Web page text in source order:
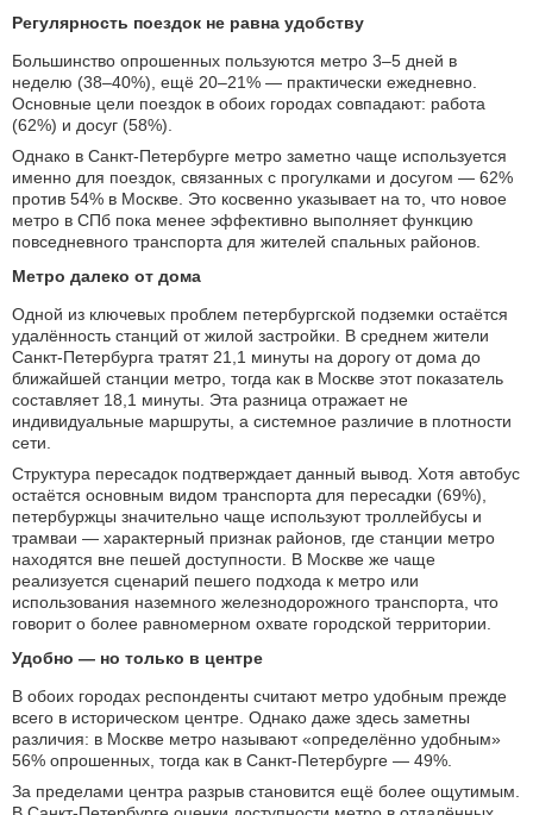
Регулярность поездок не равна удобству
Большинство опрошенных пользуются метро 3–5 дней в
неделю (38–40%), ещё 20–21% — практически ежедневно.
Основные цели поездок в обоих городах совпадают: работа
(62%) и досуг (58%).
Однако в Санкт-Петербурге метро заметно чаще используется
именно для поездок, связанных с прогулками и досугом — 62%
против 54% в Москве. Это косвенно указывает на то, что новое
метро в СПб пока менее эффективно выполняет функцию
повседневного транспорта для жителей спальных районов.
Метро далеко от дома
Одной из ключевых проблем петербургской подземки остаётся
удалённость станций от жилой застройки. В среднем жители
Санкт-Петербурга тратят 21,1 минуты на дорогу от дома до
ближайшей станции метро, тогда как в Москве этот показатель
составляет 18,1 минуты. Эта разница отражает не
индивидуальные маршруты, а системное различие в плотности
сети.
Структура пересадок подтверждает данный вывод. Хотя автобус
остаётся основным видом транспорта для пересадки (69%),
петербуржцы значительно чаще используют троллейбусы и
трамваи — характерный признак районов, где станции метро
находятся вне пешей доступности. В Москве же чаще
реализуется сценарий пешего подхода к метро или
использования наземного железнодорожного транспорта, что
говорит о более равномерном охвате городской территории.
Удобно — но только в центре
В обоих городах респонденты считают метро удобным прежде
всего в историческом центре. Однако даже здесь заметны
различия: в Москве метро называют «определённо удобным»
56% опрошенных, тогда как в Санкт-Петербурге — 49%.
За пределами центра разрыв становится ещё более ощутимым.